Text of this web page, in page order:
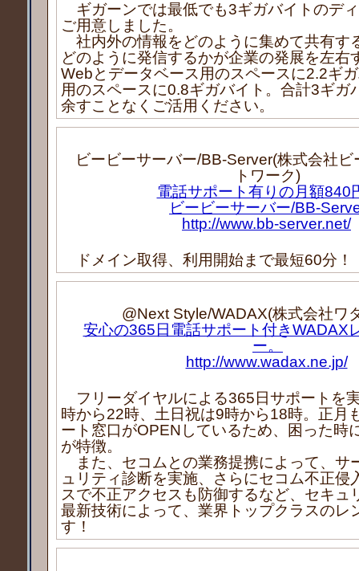
ギガーンでは最低でも3ギガバイトのデ
ご用意しました。
社内外の情報をどのように集めて共有す
どのように発信するかが企業の発展を左右
Webとデータベース用のスペースに2.2ギ
用のスペースに0.8ギガバイト。合計3ギガ
余すことなくご活用ください。
ビービーサーバー/BB-Server(株式会社
トワーク)
電話サポート有りの月額840
ビービーサーバー/BB-
http://www.bb-server.net/
ドメイン取得、利用開始まで最短60分！
@Next Style/WADAX(株式会社ワ
安心の365日電話サポート付きWADAX
ー。
http://www.wadax.ne.jp/
フリーダイヤルによる365日サポートを
時から22時、土日祝は9時から18時。正月
ート窓口がOPENしているため、困った時
が特徴。
また、セコムとの業務提携によって、サ
ュリティ診断を実施、さらにセコム不正侵
スで不正アクセスも防御するなど、セキュ
最新技術によって、業界トップクラスのレ
す！